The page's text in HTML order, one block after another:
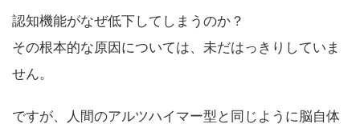
認知機能がなぜ低下してしまうのか？
その根本的な原因については、未だはっきりしていま
せん。
ですが、人間のアルツハイマー型と同じように脳自体